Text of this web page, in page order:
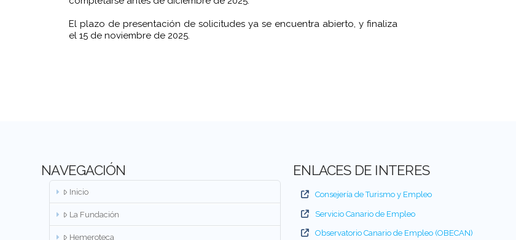
El plazo de presentación de solicitudes ya se encuentra abierto, y finaliza
el 15 de noviembre de 2025.
NAVEGACIÓN
Inicio
La Fundación
Hemeroteca
ENLACES DE INTERES
Consejería de Turismo y Empleo
Servicio Canario de Empleo
Observatorio Canario de Empleo (OBECAN)